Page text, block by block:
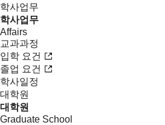
학사업무
학사업무
Affairs
교과과정
입학 요건
졸업 요건
학사일정
대학원
대학원
Graduate School